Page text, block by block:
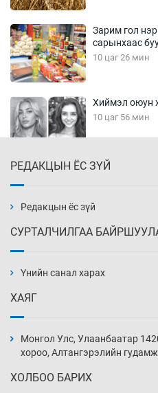
Зарим гол
сарынхаас
10 цаг 26 мин
Хиймэл оюун
10 цаг 56 мин
11 цаг 26 мин
нэмэгджээ
11 цаг 56 мин
РЕДАКЦЫН ЁС ЗҮЙ
Редакцын ёс зүй
СУРТАЛЧИЛГАА
Үнийн санал харах
ХАЯГ
Монгол Улс, Улаанбаатар
хороо, Алтангэрэлийн
ХОЛБОО БАРИХ